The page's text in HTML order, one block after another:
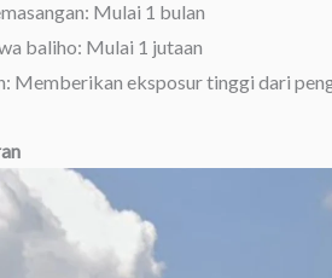
Mulai 1 bulan
baliho: Mulai 1 jutaan
Memberikan eksposur tinggi dari